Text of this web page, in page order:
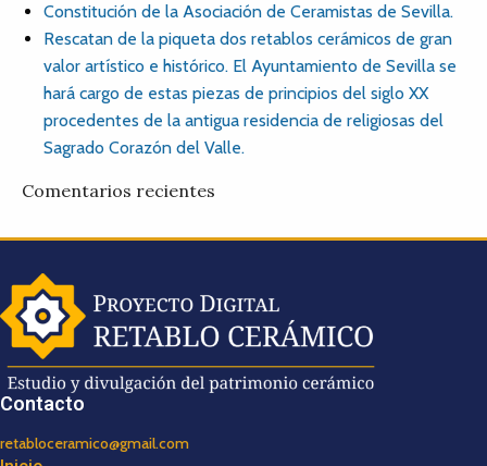
Constitución de la Asociación de Ceramistas de Sevilla.
Rescatan de la piqueta dos retablos cerámicos de gran
valor artístico e histórico. El Ayuntamiento de Sevilla se
hará cargo de estas piezas de principios del siglo XX
procedentes de la antigua residencia de religiosas del
Sagrado Corazón del Valle.
Comentarios recientes
Contacto
retabloceramico@gmail.com